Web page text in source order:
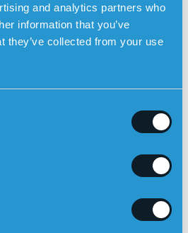
and analytics partners who
information that you’ve
they’ve collected from your use
että oikea diagnoosi ja hoito
hoidon ja tuen
dementian eri tyyppejä
ja auttaa sairaita ja heidän